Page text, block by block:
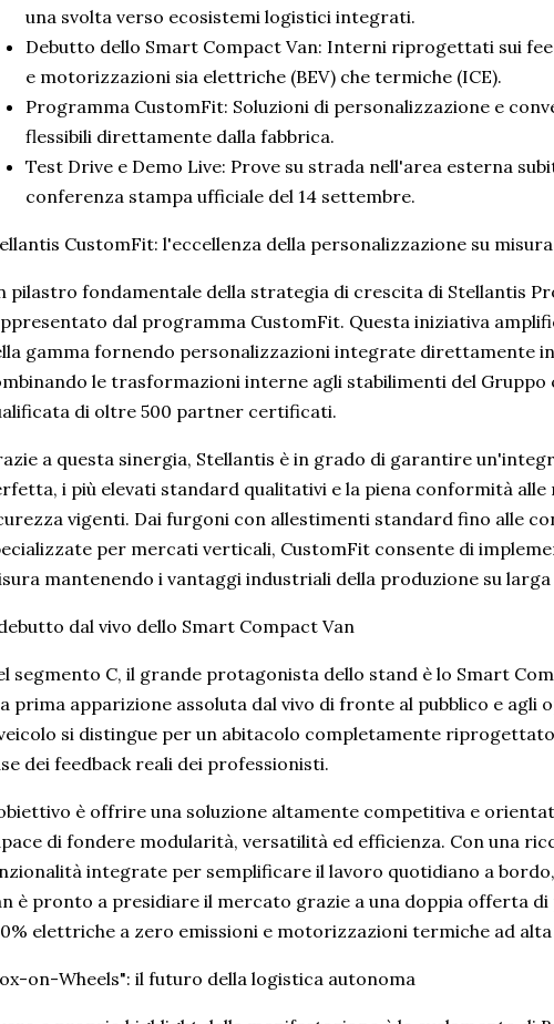
una svolta verso ecosistemi logistici integrati.
Debutto dello Smart Compact Van: Interni riprogettati sui
e motorizzazioni sia elettriche (BEV) che termiche (ICE).
Programma CustomFit: Soluzioni di personalizzazione e
flessibili direttamente dalla fabbrica.
Test Drive e Demo Live: Prove su strada nell'area esterna
conferenza stampa ufficiale del 14 settembre.
CustomFit: l'eccellenza della personalizzazione su misura
pilastro fondamentale della strategia di crescita di Stellantis
dal programma CustomFit. Questa iniziativa
gamma fornendo personalizzazioni integrate direttamente
le trasformazioni interne agli stabilimenti del Gruppo
di oltre 500 partner certificati.
a questa sinergia, Stellantis è in grado di garantire
i più elevati standard qualitativi e la piena conformità alle
vigenti. Dai furgoni con allestimenti standard fino alle
per mercati verticali, CustomFit consente di
mantenendo i vantaggi industriali della produzione su larga
dal vivo dello Smart Compact Van
segmento C, il grande protagonista dello stand è lo Smart
prima apparizione assoluta dal vivo di fronte al pubblico e agli
si distingue per un abitacolo completamente
dei feedback reali dei professionisti.
è offrire una soluzione altamente competitiva e
di fondere modularità, versatilità ed efficienza. Con una
integrate per semplificare il lavoro quotidiano a
è pronto a presidiare il mercato grazie a una doppia offerta
elettriche a zero emissioni e motorizzazioni termiche ad
on-Wheels": il futuro della logistica autonoma